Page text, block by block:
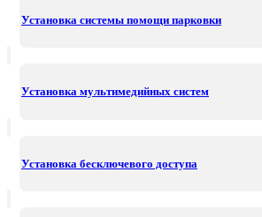
Установка системы помощи парковки
Установка мультимедийных систем
Установка бесключевого доступа